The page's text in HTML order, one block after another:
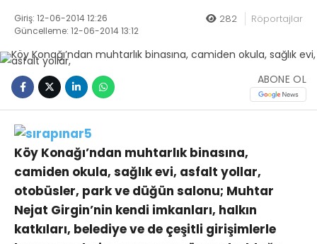
Giriş: 12-06-2014 12:26
Güncelleme: 12-06-2014 13:12
282 Röportajlar
ABONE OL
Köy Konağı’ndan muhtarlık binasına,
camiden okula, sağlık evi, asfalt yollar,
otobüsler, park ve düğün salonu; Muhtar
Nejat Girgin’nin kendi imkanları, halkın
katkıları, belediye ve de çeşitli girişimlerle